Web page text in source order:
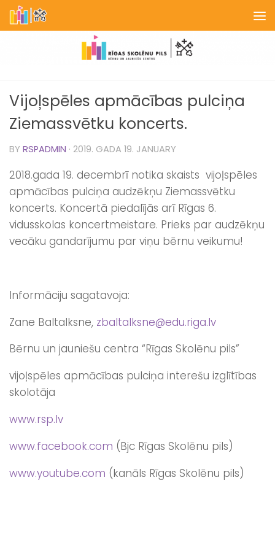
Skip to content
Vijoļspēles apmācības pulciņa
Ziemassvētku koncerts.
BY RSPADMIN · 2019. GADA 19. JANUARY
2018.gada 19. decembrī notika skaists vijoļspēles
apmācības pulciņa audzēkņu Ziemassvētku
koncerts. Koncertā piedalījās arī Rīgas 6.
vidusskolas koncertmeistare. Prieks par audzēkņu
vecāku gandarījumu par viņu bērnu veikumu!
Informāciju sagatavoja:
Zane Baltalksne, zbaltalksne@edu.riga.lv
Bērnu un jauniešu centra “Rīgas Skolēnu pils”
vijoļspēles apmācības pulciņa interešu izglītības
skolotāja
www.rsp.lv
www.facebook.com (Bjc Rīgas Skolēnu pils)
www.youtube.com (kanāls Rīgas Skolēnu pils)